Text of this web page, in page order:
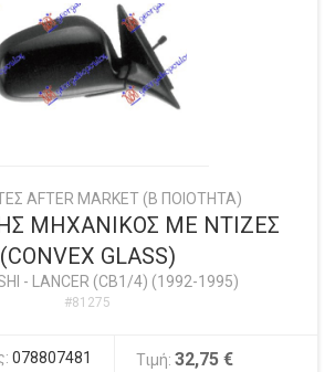
AFTER MARKET (Β ΠΟΙΟΤΗΤΑ)
ΜΗΧΑΝΙΚΟΣ ΜΕ ΝΤΙΖΕΣ
(CONVEX GLASS)
- LANCER (CB1/4) (1992-1995)
#81275
078807481 Τιμή: 32,75 €